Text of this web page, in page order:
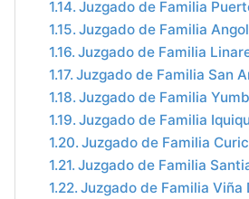
Juzgado de Familia
Juzgado de Familia Angol
Juzgado de Familia
Juzgado de Familia San
Juzgado de Familia
Juzgado de Familia
Juzgado de Familia
Juzgado de Familia
Juzgado de Familia Viña